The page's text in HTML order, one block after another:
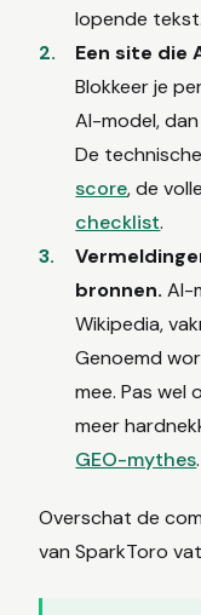
lopende tekst.
Een site die
Blokkeer je
AI-model,
De
score, de
checklist.
bronnen. AI-
Wikipedia,
Genoemd
mee. Pas
meer
GEO-mythes.
Overschat de
van SparkToro